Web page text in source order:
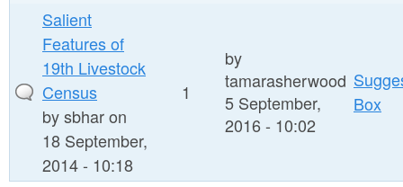
Salient
Features of
19th Livestock
Census
bysbharon
18 September,
2014 - 10:18
1
by
tamarasherwood
5 September,
2016 - 10:02
Box